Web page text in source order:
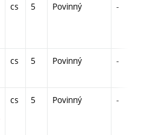
cs 5 Povinný -
cs 5 Povinný -
cs 5 Povinný -